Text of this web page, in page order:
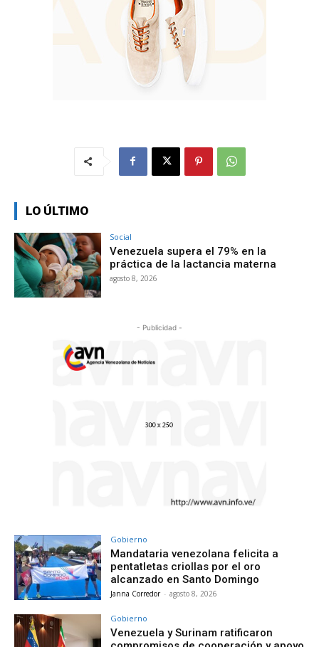
LO ÚLTIMO
Social
Venezuela supera el 79% en la
práctica de la lactancia materna
agosto 8, 2026
- Publicidad -
Gobierno
Mandataria venezolana felicita a
pentatletas criollas por el oro
alcanzado en Santo Domingo
Janna Corredor - agosto 8, 2026
Gobierno
Venezuela y Surinam ratificaron